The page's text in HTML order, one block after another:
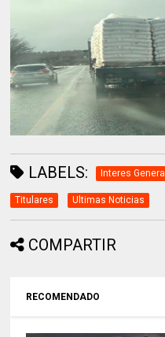
LABELS: Interes General
Titulares Ultimas Noticias
COMPARTIR
RECOMENDADO